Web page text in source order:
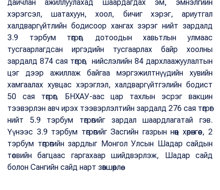
дайчлан ажиллуулахад шаардагдах эм, эмнэлгийн
хэрэгсэл, шатахуун, хоол, бичиг хэрэг, ариутгал
халдваргүйтлийн бодисоор хангах зэрэг нийт зардалд
3.9 тэрбум төгрөг, дотоодын хавьтлын улмаас
тусгаарлагдсан иргэдийн тусгаарлах байр хоолны
зардалд 874 сая төгрөг, нийслэлийн 84 дархлаажуулалтын
цэг дээр ажиллаж байгаа мэргэжилтнүүдийн хувийн
хамгаалах хувцас хэрэглэл, халдваргүйтгэлийн бодист
50 сая төгрөг, БНХАУ-аас цар тахлын эсрэг вакцин
тээвэрлэн авч ирэх тээвэрлэлтийн зардалд 276 сая төгрөг
нийт 5.9 тэрбум төгрөгийг зардал шаардлагатай гэв.
Үүнээс 3.9 тэрбум төгрөгийг Засгийн газрын нөөц хөрөнгөөс, 2
тэрбум төгрөгийн зардлыг Монгол Улсын Шадар сайдын
төсвийн багцаас гаргахаар шийдвэрлэж, Шадар сайд
болон Сангийн сайд нарт зөвшөөрлөө.